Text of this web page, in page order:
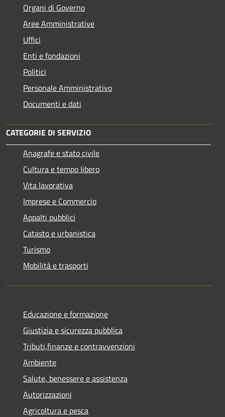
Organi di Governo
Aree Amministrative
Uffici
Enti e fondazioni
Politici
Personale Amministrativo
Documenti e dati
CATEGORIE DI SERVIZIO
Anagrafe e stato civile
Cultura e tempo libero
Vita lavorativa
Imprese e Commercio
Appalti pubblici
Catasto e urbanistica
Turismo
Mobilità e trasporti
Educazione e formazione
Giustizia e sicurezza pubblica
Tributi,finanze e contravvenzioni
Ambiente
Salute, benessere e assistenza
Autorizzazioni
Agricoltura e pesca